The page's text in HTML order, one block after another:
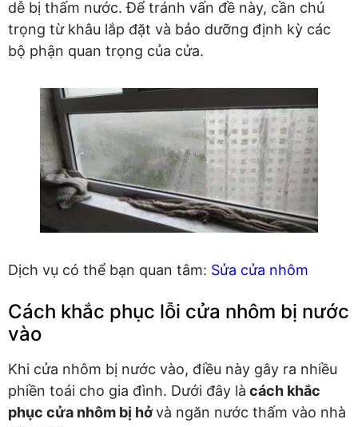
dễ bị thấm nước. Để tránh vấn đề này, cần chú
trọng từ khâu lắp đặt và bảo dưỡng định kỳ các
bộ phận quan trọng của cửa.
Dịch vụ có thể bạn quan tâm: Sửa cửa nhôm
Cách khắc phục lỗi cửa nhôm bị nước
vào
Khi cửa nhôm bị nước vào, điều này gây ra nhiều
phiền toái cho gia đình. Dưới đây là cách khắc
phục cửa nhôm bị hởvà ngăn nước thấm vào nhà